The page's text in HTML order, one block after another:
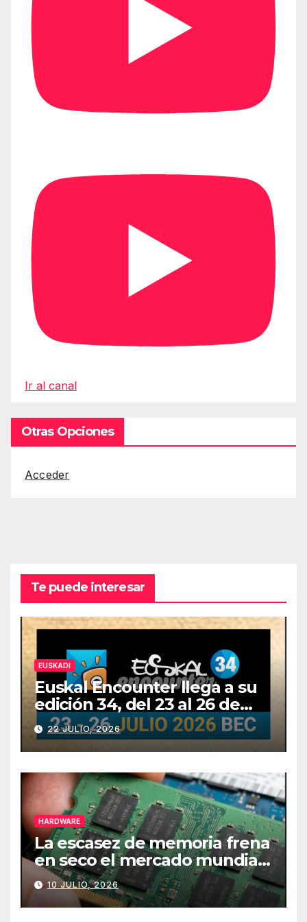
Ir al canal
Otras Opciones
Acceder
Te puede interesar
EUSKADI
Euskal Encounter llega a su
edición 34, del 23 al 26 de
julio
22 JULIO, 2026
HARDWARE
La escasez de memoria frena
en seco el mercado mundial
de PCs
10 JULIO, 2026